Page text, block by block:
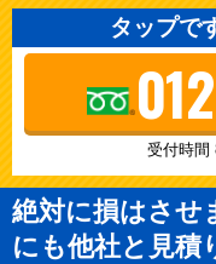
タップで
受付時間
絶対に損はさせ
にも他社と見積